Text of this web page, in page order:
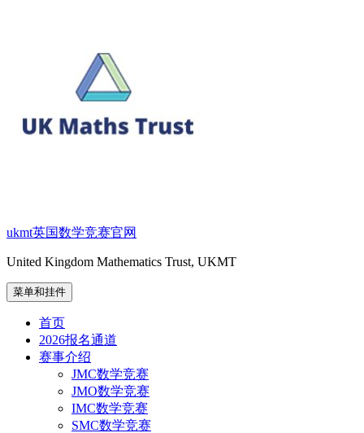
ukmt英国数学竞赛官网
United Kingdom Mathematics Trust, UKMT
菜单和挂件
首页
2026报名通道
赛事介绍
JMC数学竞赛
JMO数学竞赛
IMC数学竞赛
SMC数学竞赛